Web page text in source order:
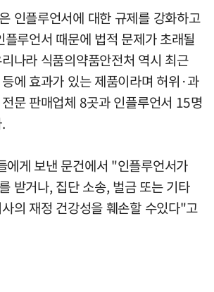
인플루언서에 대한 규제를 강화하고
루언서 때문에 법적 문제가 초래될
나라 식품의약품안전처 역시 최근
에 효과가 있는 제품이라며 허위·과
문 판매업체 8곳과 인플루언서 15명
에게 보낸 문건에서 "인플루언서가
받거나, 집단 소송, 벌금 또는 기타
의 재정 건강성을 훼손할 수있다"고